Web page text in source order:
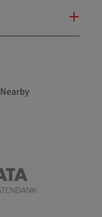
Nearby